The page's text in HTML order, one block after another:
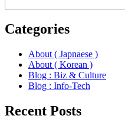
Categories
About ( Japnaese )
About ( Korean )
Blog : Biz & Culture
Blog : Info-Tech
Recent Posts